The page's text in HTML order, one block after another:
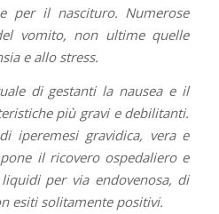
per il nascituro. Numerose
vomito, non ultime quelle
e allo stress.
di gestanti la nausea e il
più gravi e debilitanti.
iperemesi gravidica, vera e
il ricovero ospedaliero e
per via endovenosa, di
esiti solitamente positivi.